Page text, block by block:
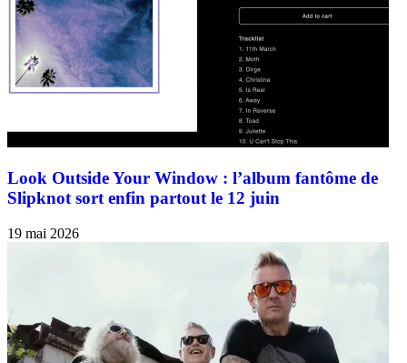
Look Outside Your Window : l’album fantôme de
Slipknot sort enfin partout le 12 juin
19 mai 2026